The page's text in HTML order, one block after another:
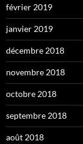
février 2019
janvier 2019
décembre 2018
novembre 2018
octobre 2018
septembre 2018
août 2018